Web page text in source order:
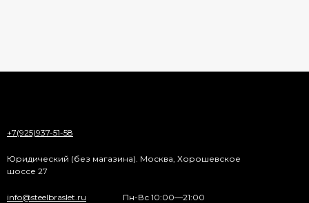
+7(925)937-51-58
Юридический (без магазина). Москва, Хорошевское
шоссе 27
info@steelbraslet.ru Пн-Вс 10:00—21:00